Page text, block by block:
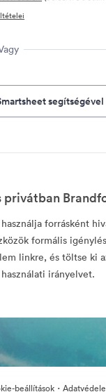
segítségével
forrásként
formális
linkre, és töltse ki
irányelvet.
beállítások ·